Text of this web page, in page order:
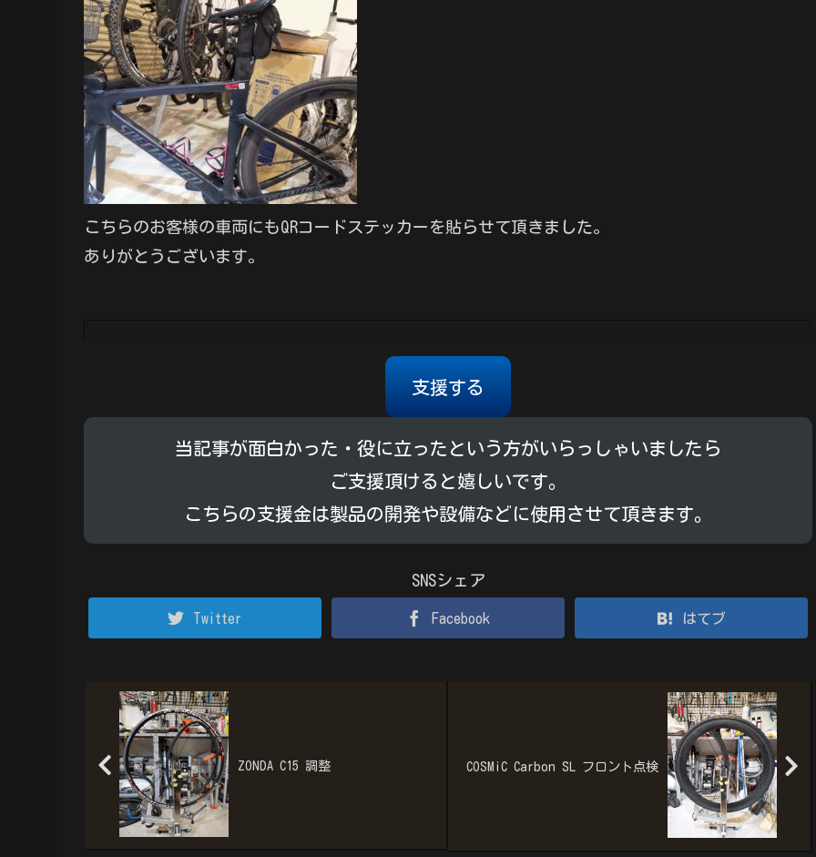
こちらのお客様の車両にもQRコードステッカーを貼らせて頂きました。
ありがとうございます。
支援する
当記事が面白かった・役に立ったという方がいらっしゃいましたら
ご支援頂けると嬉しいです。
こちらの支援金は製品の開発や設備などに使用させて頂きます。
SNSシェア
Twitter Facebook はてブ
ZONDA C15 調整 COSMiC Carbon SL フロント点検